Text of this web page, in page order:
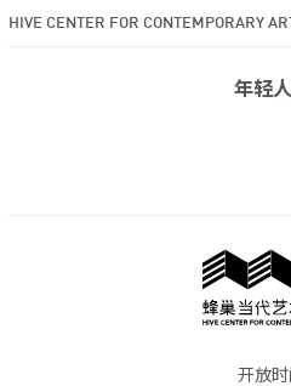
HIVE CENTER FOR CONTEMPORARY
年轻人
开放时